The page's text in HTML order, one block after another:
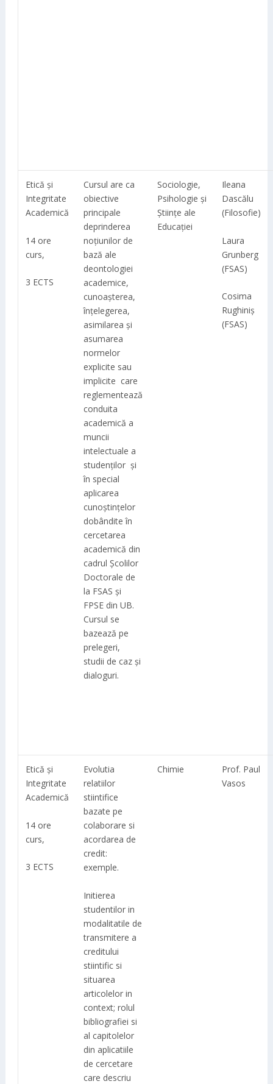
Etică și
Integritate
Academică
14 ore
curs,
3 ECTS
Cursul are ca
obiective
principale
deprinderea
noțiunilor de
bază ale
deontologiei
academice,
cunoașterea,
înțelegerea,
asimilarea și
asumarea
normelor
explicite sau
implicite care
reglementează
conduita
academică a
muncii
intelectuale a
studenților și
în special
aplicarea
cunoștințelor
dobândite în
cercetarea
academică din
cadrul Școlilor
Doctorale de
la FSAS și
FPSE din UB.
Cursul se
bazează pe
prelegeri,
studii de caz și
dialoguri.
Sociologie,
Psihologie și
Științe ale
Educației
Ileana
Dascălu
(Filosofie)
Laura
Grunberg
(FSAS)
Cosima
Rughiniș
(FSAS)
Etică și
Integritate
Academică
14 ore
curs,
3 ECTS
Evolutia
relatiilor
stiintifice
bazate pe
colaborare si
acordarea de
credit:
exemple.
Initierea
studentilor in
modalitatile de
transmitere a
creditului
stiintific si
situarea
articolelor in
context; rolul
bibliografiei si
al capitolelor
din aplicatiile
de cercetare
care descriu
Chimie
Prof. Paul
Vasos